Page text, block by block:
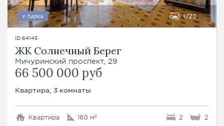
У ПАРКА 1 23
ID 64145
ЖК Солнечный Берег
Мичуринский проспект, 29
66 500 000 руб
Квартира, 3 комнаты
Квартира 160 м² 2 2